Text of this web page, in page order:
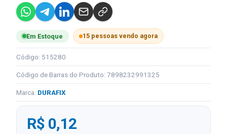
Em Estoque 15 pessoas vendo agora
Código: 515280
Código de Barras do Produto: 7898232991325
Marca: DURAFIX
R$ 0,12